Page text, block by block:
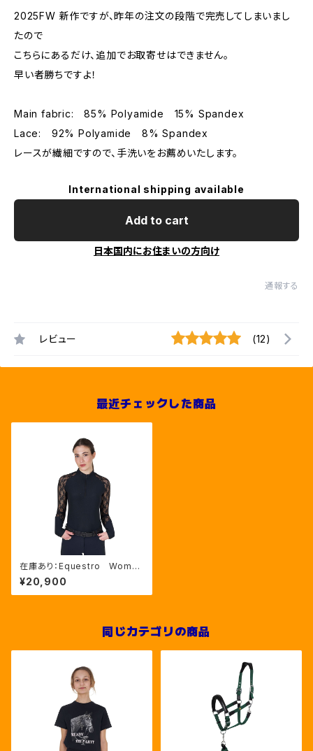
2025FW 新作ですが、昨年の注文の段階で完売してしまいまし
たので
こちらにあるだけ、追加でお取寄せはできません。
早い者勝ちですよ！
Main fabric: 85% Polyamide 15% Spandex
Lace: 92% Polyamide 8% Spandex
レースが繊細ですので、手洗いをお薦めいたします。
International shipping available
Add to cart
日本国内にお住まいの方向け
通報する
レビュー (12)
最近チェックした商品
在庫あり：Equestro Wome
n’ｓ レース長袖トレーニングシ
ャツ（ETW00269）
¥20,900
同じカテゴリの商品